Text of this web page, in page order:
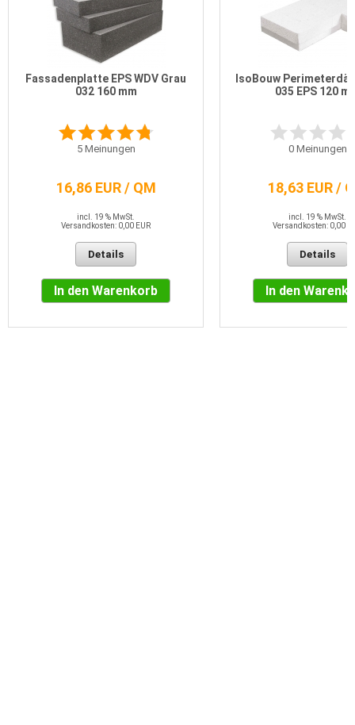
Fassadenplatte EPS WDV Grau
032 160 mm
5Meinungen
16,86 EUR / QM
incl. 19 % MwSt.
Versandkosten: 0,00 EUR
Details
In den Warenkorb
IsoBouw
035 EPS 120
0Meinungen
18,63 EUR /
incl. 19 % MwSt.
Versandkosten: 0,00
Details
In den